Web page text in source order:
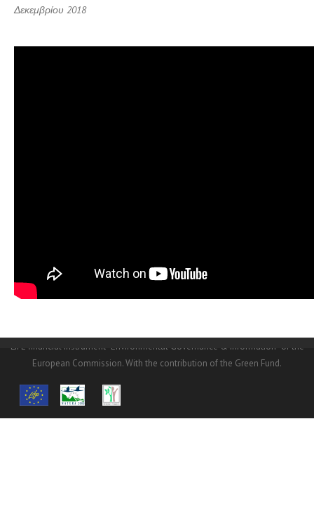
Δεκεμβρίου 2018
LIFE financial instrument “Environmental Governance & Information” of the
European Commission. With the contribution of the Green Fund.